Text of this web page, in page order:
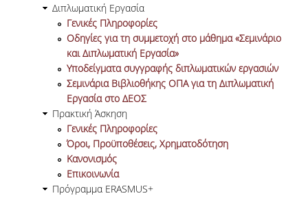
ΙΣΟΤΗΤΑ ΦΥΛΩΝ
ΑΠΟΤΕΛΕΣΜΑΤΑ ΣΤΑΔΙΟΔΡΟΜΙΑΣ
ΠΡΟΠΤΥΧΙΑΚΕΣ ΣΠΟΥΔΕΣ
ΓΙΑΤΙ ΔΕΟΣ
ΟΔΗΓΟΣ ΣΠΟΥΔΩΝ
ΠΡΟΓΡΑΜΜΑ ΣΠΟΥΔΩΝ
Διπλωματική Εργασία
Γενικές Πληροφορίες
Οδηγίες για τη συμμετοχή στο μάθημα «Σεμινάριο
και Διπλωματική Εργασία»
Υποδείγματα συγγραφής διπλωματικών εργασιών
Σεμινάρια Βιβλιοθήκης ΟΠΑ για τη Διπλωματική
Εργασία στο ΔΕΟΣ
Πρακτική Άσκηση
Γενικές Πληροφορίες
Όροι, Προϋποθέσεις, Χρηματοδότηση
Κανονισμός
Επικοινωνία
Πρόγραμμα ERASMUS+